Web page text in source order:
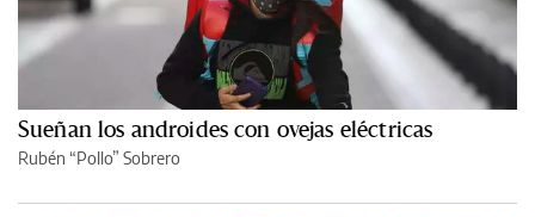
Sueñan los androides con ovejas eléctricas
Rubén “Pollo” Sobrero